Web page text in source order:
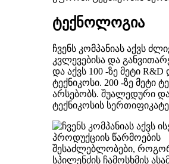
ტექნოლოგია
ჩვენს კომპანიას აქვს
კვლევებისა და
და აქვს 100 -ზე მეტი
ტექნიკოსი. 200 -ზე მეტი
არსებობს. შუალედური
ტექნიკოსის